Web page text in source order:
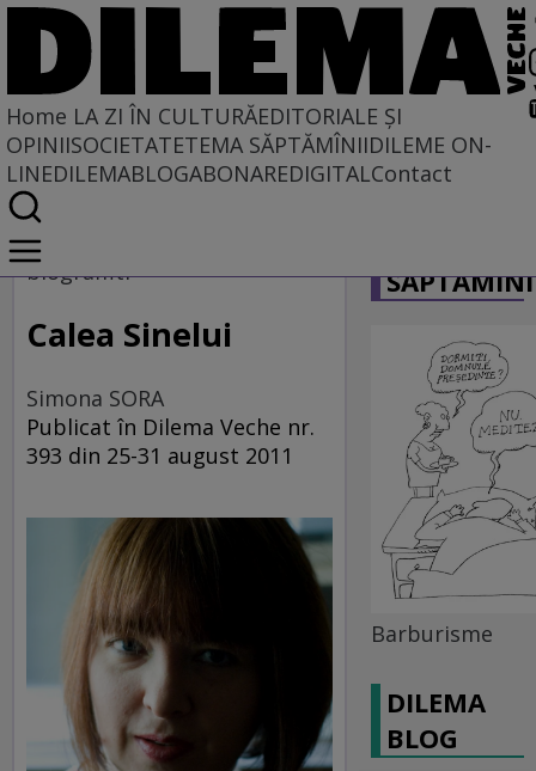
Home LA ZI ÎN CULTURĂEDITORIALE ȘI
OPINIISOCIETATETEMA SĂPTĂMÎNIIDILEME ON-
LINEDILEMABLOGABONAREDIGITALContact
Home
La zi în cultură
Carte
biograffiti
Calea Sinelui
Simona SORA
Publicat în Dilema Veche nr.
393 din 25-31 august 2011
Barburisme
DILEMA
BLOG